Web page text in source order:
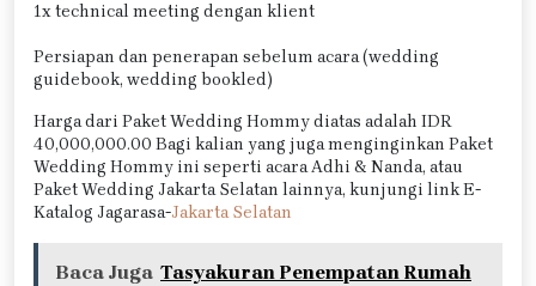
1x technical meeting dengan klient
Persiapan dan penerapan sebelum acara (wedding
guidebook, wedding bookled)
Harga dari Paket Wedding Hommy diatas adalah IDR
40,000,000.00 Bagi kalian yang juga menginginkan Paket
Wedding Hommy ini seperti acara Adhi & Nanda, atau
Paket Wedding Jakarta Selatan lainnya, kunjungi link E-
Katalog Jagarasa-Jakarta Selatan
Baca Juga Tasyakuran Penempatan Rumah